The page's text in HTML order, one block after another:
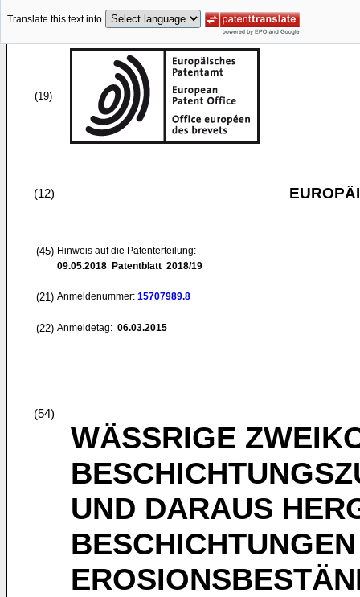
Translate this text into
(19)
(12)
(45) Hinweis auf die Patenterteilung:
09.05.2018 Patentblatt 2018/19
(21) Anmeldenummer: 15707989.8
(22) Anmeldetag: 06.03.2015
(54)
WÄSSRIGE
UND DARAUS